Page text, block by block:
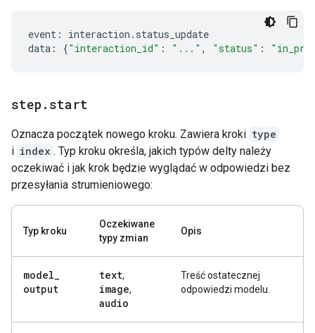
event : interaction . status_update
data : {"interaction_id" : "..." , "status" :
step . start
Oznacza początek nowego kroku. Zawiera kroki type
i index . Typ kroku określa, jakich typów delty należy
oczekiwać i jak krok będzie wyglądać w odpowiedzi bez
przesyłania strumieniowego:
Typ kroku
Oczekiwane
typy zmian
Opis
model_
output
text,
image,
audio
Treść ostatecznej
odpowiedzi modelu.